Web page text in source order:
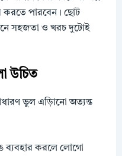
করতে পারবেন। ছোট
সহজতা ও খরচ দুটোই
উচিত
ভুল এড়িানো অত্যন্ত
ব্যবহার করলে লোগো